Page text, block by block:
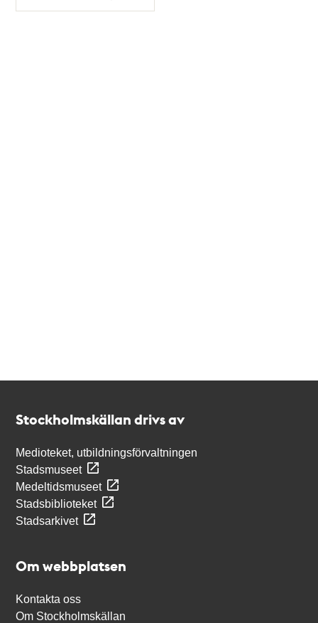
Typ
Stockholmskällan drivs av
Medioteket, utbildningsförvaltningen
Stadsmuseet
Medeltidsmuseet
Stadsbiblioteket
Stadsarkivet
Om webbplatsen
Kontakta oss
Om Stockholmskällan